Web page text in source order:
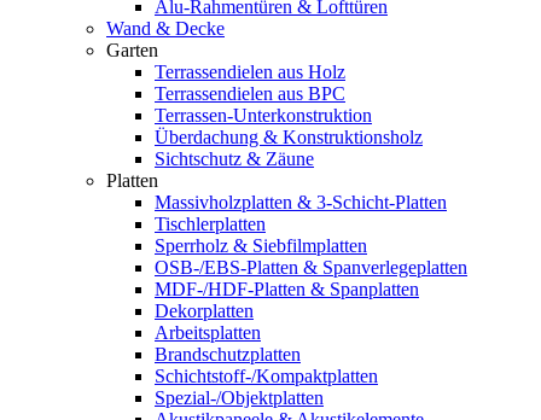
Alu-Rahmentüren & Lofttüren
Wand & Decke
Garten
Terrassendielen aus Holz
Terrassendielen aus BPC
Terrassen-Unterkonstruktion
Überdachung & Konstruktionsholz
Sichtschutz & Zäune
Platten
Massivholzplatten & 3-Schicht-Platten
Tischlerplatten
Sperrholz & Siebfilmplatten
OSB-/EBS-Platten & Spanverlegeplatten
MDF-/HDF-Platten & Spanplatten
Dekorplatten
Arbeitsplatten
Brandschutzplatten
Schichtstoff-/Kompaktplatten
Spezial-/Objektplatten